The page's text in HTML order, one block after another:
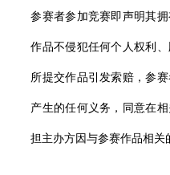
参赛者参加竞赛即声明其
作品不侵犯任何个人权利
所提交作品引发索赔，参
产生的任何义务，同意在
担主办方因与参赛作品相关